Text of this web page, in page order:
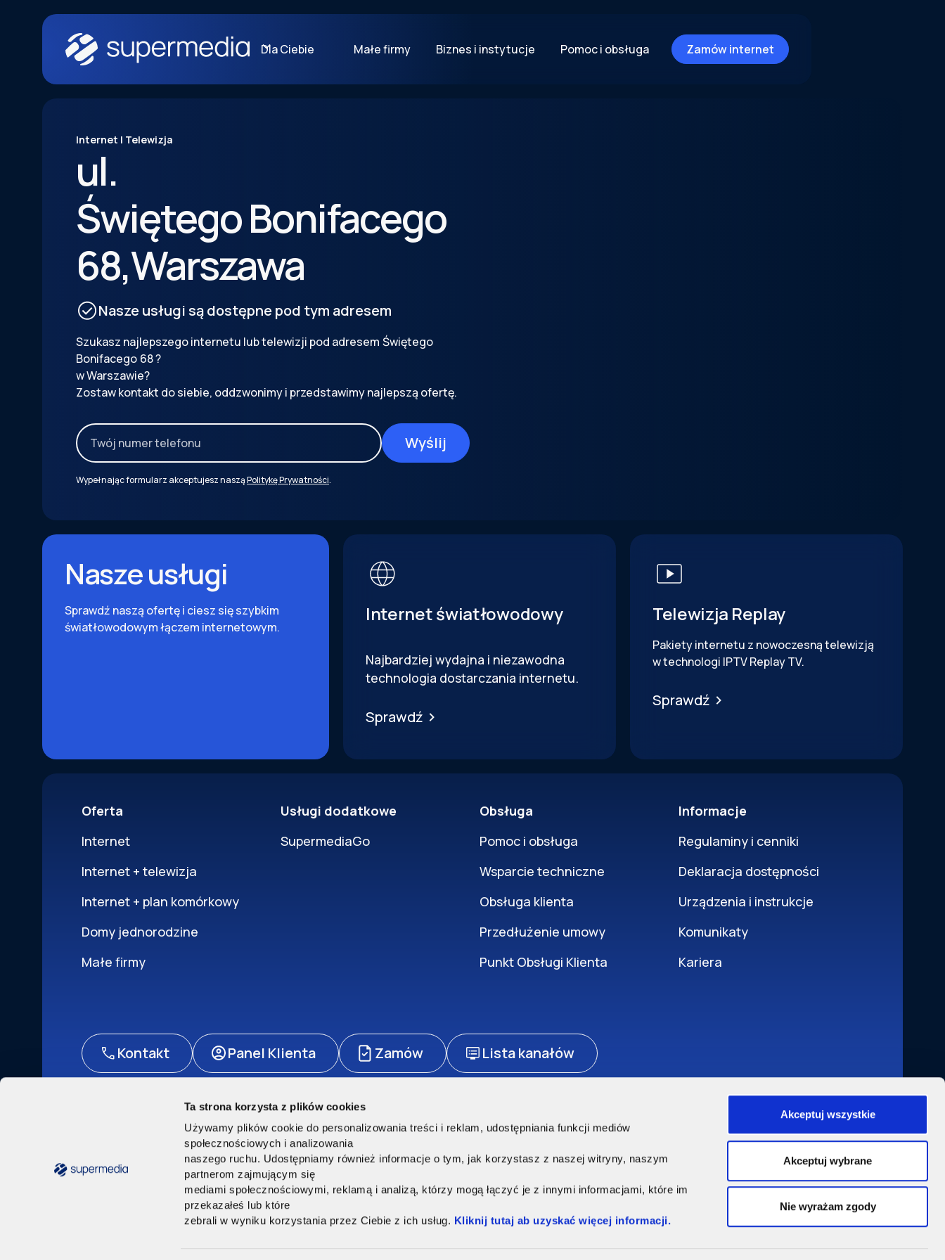
Ta strona korzysta z plików cookies
Używamy plików cookie do personalizowania treści i reklam, udostępniania funkcji mediów
społecznościowych i analizowania
naszego ruchu. Udostępniamy również informacje o tym, jak korzystasz z naszej witryny, naszym
partnerom zajmującym się
mediami społecznościowymi, reklamą i analizą, którzy mogą łączyć je z innymi informacjami, które im
przekazałeś lub które
zebrali w wyniku korzystania przez Ciebie z ich usług. Kliknij tutaj ab uzyskać więcej informacji.
Akceptuj wszystkie
Akceptuj wybrane
Nie wyrażam zgody
Dla Ciebie Małe firmy Biznes i instytucje Pomoc i obsługa Zamów internet
Internet | Telewizja
ul.
Świętego Bonifacego
68,Warszawa
Nasze usługi są dostępne pod tym adresem
Szukasz najlepszego internetu lub telewizji pod adresem Świętego
Bonifacego 68?
w Warszawie?
Zostaw kontakt do siebie, oddzwonimy i przedstawimy najlepszą ofertę.
Wypełnając formularz akceptujesz nasząPolitykę Prywatności.
Nasze usługi
Sprawdź naszą ofertę i ciesz się szybkim
światłowodowym łączem internetowym.
Internet światłowodowy
Najbardziej wydajna i niezawodna
technologia dostarczania internetu.
Sprawdź
Telewizja Replay
Pakiety internetu z nowoczesną telewizją
w technologi IPTV Replay TV.
Sprawdź
Oferta
Internet
Internet + telewizja
Internet + plan komórkowy
Domy jednorodzine
Małe firmy
Usługi dodatkowe
SupermediaGo
Obsługa
Pomoc i obsługa
Wsparcie techniczne
Obsługa klienta
Przedłużenie umowy
Punkt Obsługi Klienta
Informacje
Regulaminy i cenniki
Deklaracja dostępności
Urządzenia i instrukcje
Komunikaty
Kariera
Kontakt Panel Klienta Zamów Lista kanałów
Akt o usługach cyfrowych
© Supermedia 2024. Wszystkie prawa zastrzeżone.